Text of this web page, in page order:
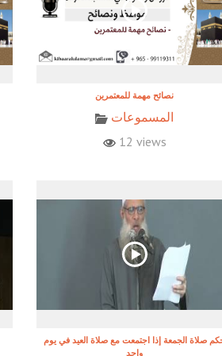
نصائح مهمة للمعتمرين
المسموعات
12 views
صلاة الجمعة إذا اجتمعت مع صلاة العيد في يوم
واحد